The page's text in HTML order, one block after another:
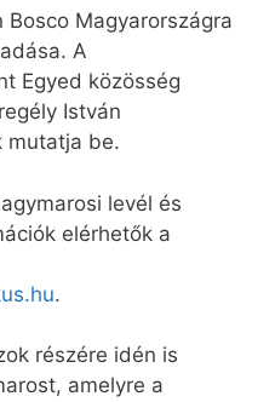
Magyarországra
A
Egyed közösség
István
mutatja be.
levél és
elérhetők a
.
részére idén is
amelyre a